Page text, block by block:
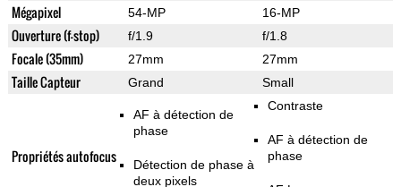
Mégapixel 54-MP 16-MP
Ouverture (f-stop) f/1.9 f/1.8
Focale (35mm) 27mm 27mm
Taille Capteur Grand Small
Propriétés autofocus
AF à détection de
phase
Détection de phase à
deux pixels
Contraste
AF à détection de
phase